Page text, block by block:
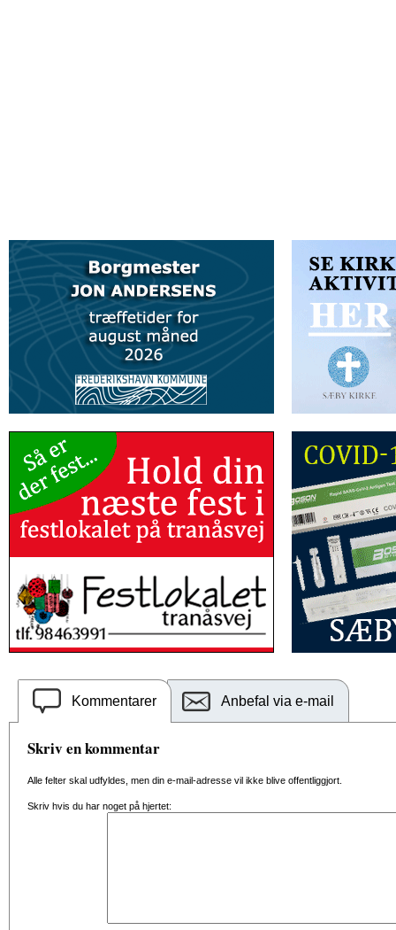
Kommentarer Anbefal via e-mail
Skriv en kommentar
Alle felter skal udfyldes, men din e-mail-adresse vil ikke blive offentliggjort.
Skriv hvis du har noget på hjertet: